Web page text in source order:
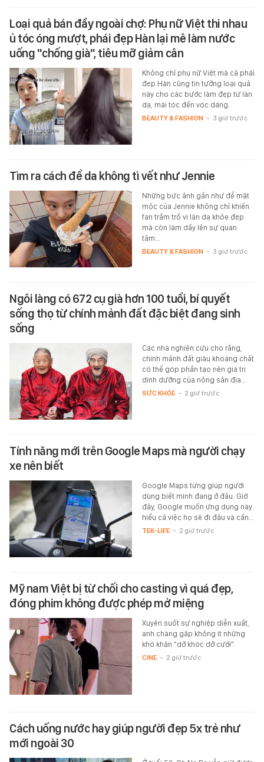
Loại quả bán đầy ngoài chợ: Phụ nữ Việt thi nhau
ủ tóc óng mượt, phái đẹp Hàn lại mê làm nước
uống "chống già", tiêu mỡ giảm cân
Không chỉ phụ nữ Việt mà cả phái
đẹp Hàn cũng tin tưởng loại quả
này cho các bước làm đẹp từ làn
da, mái tóc đến vóc dáng.
BEAUTY & FASHION - 3 giờ trước
Tìm ra cách để da không tì vết như Jennie
Những bức ảnh gần như để mặt
mộc của Jennie không chỉ khiến
fan trầm trồ vì làn da khỏe đẹp
mà còn làm dấy lên sự quan
tâm…
BEAUTY & FASHION - 3 giờ trước
Ngôi làng có 672 cụ già hơn 100 tuổi, bí quyết
sống thọ từ chính mảnh đất đặc biệt đang sinh
sống
Các nhà nghiên cứu cho rằng,
chính mảnh đất giàu khoáng chất
có thể góp phần tạo nên giá trị
dinh dưỡng của nông sản địa…
SỨC KHỎE - 2 giờ trước
Tính năng mới trên Google Maps mà người chạy
xe nên biết
Google Maps từng giúp người
dùng biết mình đang ở đâu. Giờ
đây, Google muốn ứng dụng này
hiểu cả việc họ sẽ đi đâu và cần…
TEK-LIFE - 2 giờ trước
Mỹ nam Việt bị từ chối cho casting vì quá đẹp,
đóng phim không được phép mở miệng
Xuyên suốt sự nghiệp diễn xuất,
anh chàng gặp không ít những
khó khăn "dở khóc dở cười".
CINE - 2 giờ trước
Cách uống nước hay giúp người đẹp 5x trẻ như
mới ngoài 30